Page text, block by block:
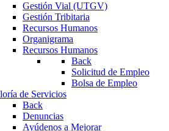
Gestión Vial (UTGV)
Gestión Tribitaria
Recursos Humanos
Organigrama
Recursos Humanos
Back
Solicitud de Empleo
Bolsa de Empleo
de Servicios
Back
Denuncias
Ayúdenos a Mejorar